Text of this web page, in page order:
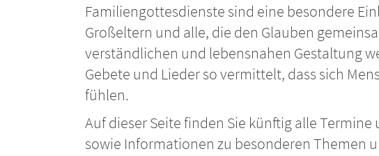
Familiengottesdienste sind eine besondere
Großeltern und alle, die den Glauben
verständlichen und lebensnahen Gestaltung
Gebete und Lieder so vermittelt, dass sich
fühlen.
Auf dieser Seite finden Sie künftig alle
sowie Informationen zu besonderen Themen